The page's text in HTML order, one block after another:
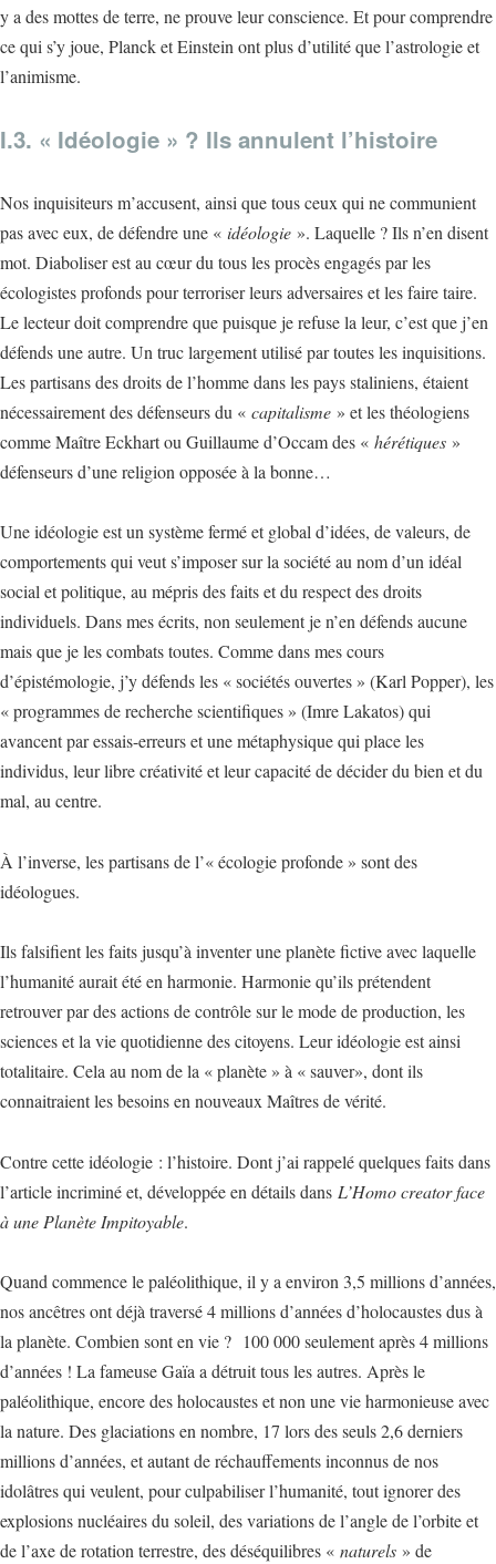
y a des mottes de terre, ne prouve leur conscience. Et pour comprendre
ce qui s’y joue, Planck et Einstein ont plus d’utilité que l’astrologie et
l’animisme.
I.3. « Idéologie » ? Ils annulent l’histoire
Nos inquisiteurs m’accusent, ainsi que tous ceux qui ne communient
pas avec eux, de défendre une « idéologie ». Laquelle ? Ils n’en disent
mot. Diaboliser est au cœur du tous les procès engagés par les
écologistes profonds pour terroriser leurs adversaires et les faire taire.
Le lecteur doit comprendre que puisque je refuse la leur, c’est que j’en
défends une autre. Un truc largement utilisé par toutes les inquisitions.
Les partisans des droits de l’homme dans les pays staliniens, étaient
nécessairement des défenseurs du « capitalisme » et les théologiens
comme Maître Eckhart ou Guillaume d’Occam des « hérétiques »
défenseurs d’une religion opposée à la bonne…
Une idéologie est un système fermé et global d’idées, de valeurs, de
comportements qui veut s’imposer sur la société au nom d’un idéal
social et politique, au mépris des faits et du respect des droits
individuels. Dans mes écrits, non seulement je n’en défends aucune
mais que je les combats toutes. Comme dans mes cours
d’épistémologie, j’y défends les « sociétés ouvertes » (Karl Popper), les
« programmes de recherche scientifiques » (Imre Lakatos) qui
avancent par essais-erreurs et une métaphysique qui place les
individus, leur libre créativité et leur capacité de décider du bien et du
mal, au centre.
À l’inverse, les partisans de l’« écologie profonde » sont des
idéologues.
Ils falsifient les faits jusqu’à inventer une planète fictive avec laquelle
l’humanité aurait été en harmonie. Harmonie qu’ils prétendent
retrouver par des actions de contrôle sur le mode de production, les
sciences et la vie quotidienne des citoyens. Leur idéologie est ainsi
totalitaire. Cela au nom de la « planète » à « sauver», dont ils
connaitraient les besoins en nouveaux Maîtres de vérité.
Contre cette idéologie : l’histoire. Dont j’ai rappelé quelques faits dans
l’article incriminé et, développée en détails dans L’Homo creator face
à une Planète Impitoyable.
Quand commence le paléolithique, il y a environ 3,5 millions d’années,
nos ancêtres ont déjà traversé 4 millions d’années d’holocaustes dus à
la planète. Combien sont en vie ? 100 000 seulement après 4 millions
d’années ! La fameuse Gaïa a détruit tous les autres. Après le
paléolithique, encore des holocaustes et non une vie harmonieuse avec
la nature. Des glaciations en nombre, 17 lors des seuls 2,6 derniers
millions d’années, et autant de réchauffements inconnus de nos
idolâtres qui veulent, pour culpabiliser l’humanité, tout ignorer des
explosions nucléaires du soleil, des variations de l’angle de l’orbite et
de l’axe de rotation terrestre, des déséquilibres « naturels » de